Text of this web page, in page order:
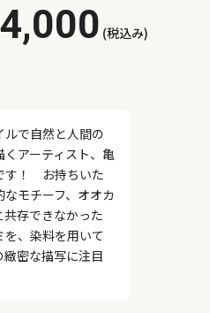
(税込み)
で自然と人間の
アーティスト、亀
す！ お持ちいた
モチーフ、オオカ
存できなかった
、染料を用いて
密な描写に注目